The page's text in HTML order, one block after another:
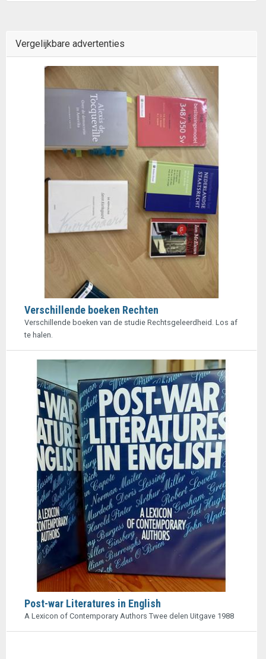
Vergelijkbare advertenties
Verschillende boeken Rechten
Verschillende boeken van de studie Rechtsgeleerdheid. Los af
te halen.
Post-war Literatures in English
A Lexicon of Contemporary Authors Twee delen Uitgave 1988